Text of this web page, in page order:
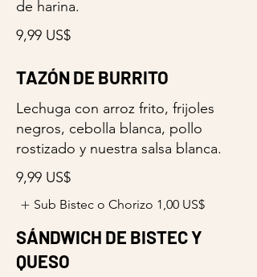
de harina.
9,99 US$
TAZÓN DE BURRITO
Lechuga con arroz frito, frijoles
negros, cebolla blanca, pollo
rostizado y nuestra salsa blanca.
9,99 US$
Sub Bistec o Chorizo 1,00 US$
SÁNDWICH DE BISTEC Y
QUESO